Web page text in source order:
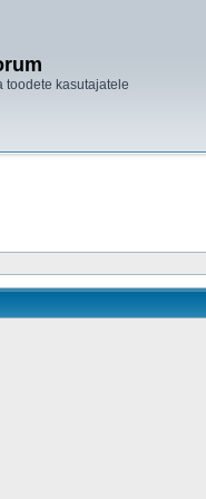
toodete kasutajatele